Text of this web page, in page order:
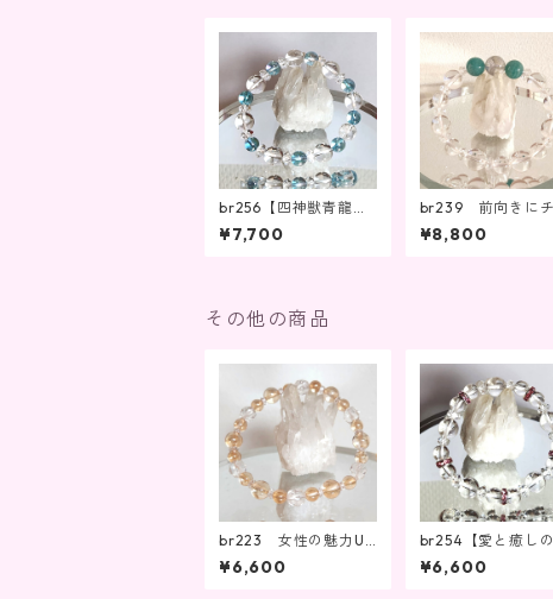
br256【四神獣青龍の
力、心のエネルギーを
高める】
¥7,700
br239 前向きにチ
レンジするパワー、
能性を引き出す
¥8,800
その他の商品
br223 女性の魅力U
p、玉の輿運！幸せを
引き寄せる
¥6,600
br254【愛と癒しの
ワー、心を満たすア
テム】
¥6,600